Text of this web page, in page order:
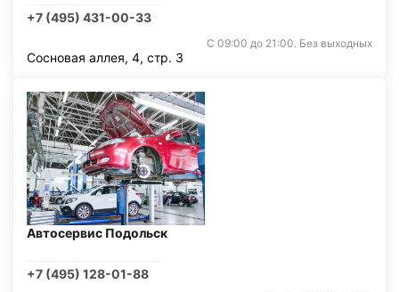
+7 (495) 431-00-33
С 09:00 до 21:00. Без выходных
Сосновая аллея, 4, стр. 3
Автосервис Подольск
+7 (495) 128-01-88